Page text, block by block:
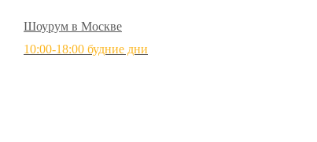
Шоурум в Москве
10:00-18:00 будние дни